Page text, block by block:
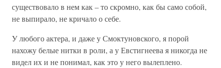
существовало в нем как – то скромно, как бы само собой,
не выпирало, не кричало о себе.
У любого актера, и даже у Смоктуновского, я порой
нахожу белые нитки в роли, а у Евстигнеева я никогда не
видел их и не понимал, как это у него вылеплено.